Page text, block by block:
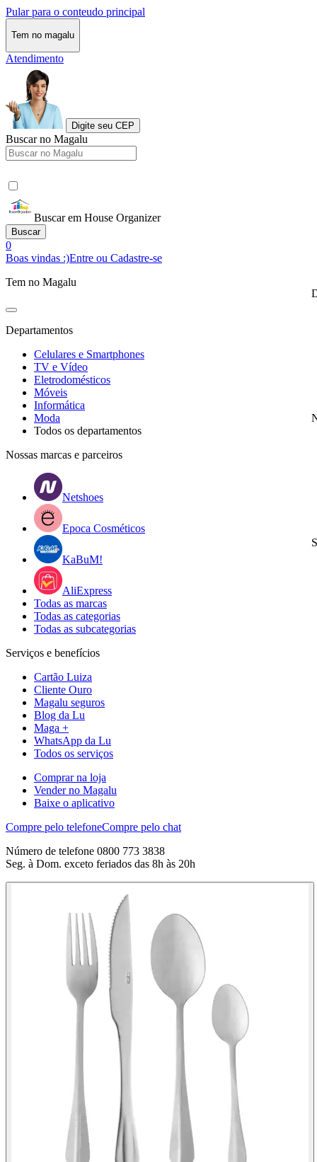
Pular para o conteudo principal
Tem no magalu
Atendimento
Digite seu CEP
Buscar no Magalu
Buscar em House Organizer
Buscar
0
Boas vindas :)Entre ou Cadastre-se
Tem no Magalu
Departamentos
Celulares e Smartphones
TV e Vídeo
Eletrodomésticos
Móveis
Informática
Moda
Todos os departamentos
Nossas marcas e parceiros
Netshoes
Epoca Cosméticos
KaBuM!
AliExpress
Todas as marcas
Todas as categorias
Todas as subcategorias
Serviços e benefícios
Cartão Luiza
Cliente Ouro
Magalu seguros
Blog da Lu
Maga +
WhatsApp da Lu
Todos os serviços
Comprar na loja
Vender no Magalu
Baixe o aplicativo
Compre pelo telefoneCompre pelo chat
Número de telefone 0800 773 3838
Seg. à Dom. exceto feriados das 8h às 20h